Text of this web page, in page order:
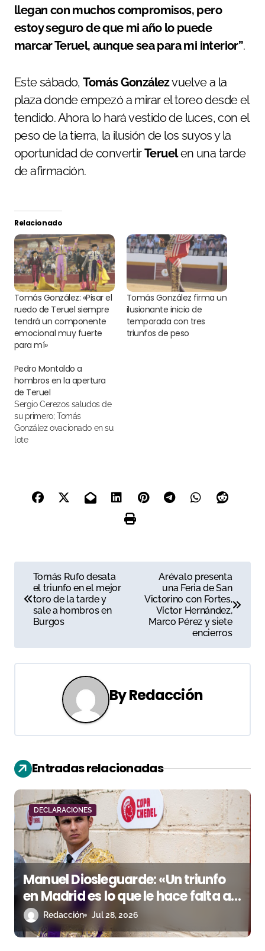
llegan con muchos compromisos, pero
estoy seguro de que mi año lo puede
marcar Teruel, aunque sea para mi interior”.
Este sábado,Tomás Gonzálezvuelve a la
plaza donde empezó a mirar el toreo desde el
tendido. Ahora lo hará vestido de luces, con el
peso de la tierra, la ilusión de los suyos y la
oportunidad de convertirTeruelen una tarde
de afirmación.
Relacionado
Tomás González: «Pisar el
ruedo de Teruel siempre
tendrá un componente
emocional muy fuerte
para mí»
Tomás González firma un
ilusionante inicio de
temporada con tres
triunfos de peso
Pedro Montaldo a
hombros en la apertura
de Teruel
Sergio Cerezos saludos de
su primero; Tomás
González ovacionado en su
lote
a
e
g
i
ó
n
d
e
e
n
t
r
Tomás Rufo desata
el triunfo en el mejor
toro de la tarde y
sale a hombros en
Burgos
Arévalo presenta
una Feria de San
Victorino con Fortes,
Víctor Hernández,
Marco Pérez y siete
encierros
ByRedacción
Entradas relacionadas
DECLARACIONES
Manuel Diosleguarde: «Un triunfo
en Madrid es lo que le hace falta a
mi carrera»
Redacción Jul 28, 2026